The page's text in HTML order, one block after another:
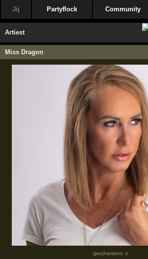
Jij Partyflock Community
Artiest
Miss Dragon
geschiedenis: 2